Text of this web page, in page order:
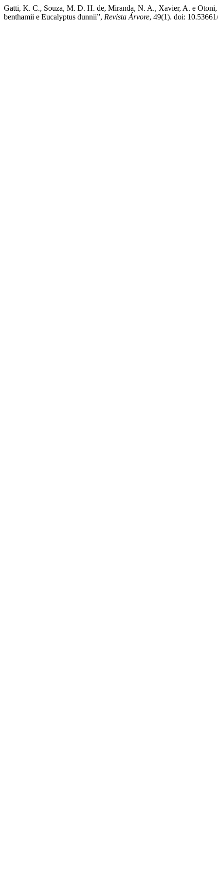
Gatti, K. C., Souza, M. D. H. de, Miranda, N. A., Xavier, A. e Otoni,
benthamii e Eucalyptus dunnii”, Revista Árvore, 49(1). doi: